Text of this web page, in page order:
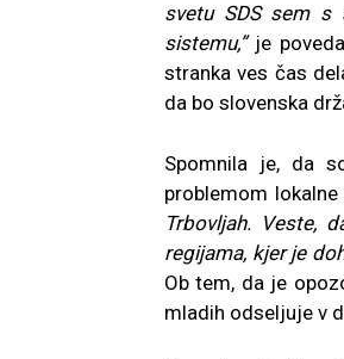
svetu SDS sem s
sistemu,”je
stranka ves čas
da bo slovenska
Spomnila je, da
problemom lokalne
Trbovljah. Veste,
regijama, kjer je
Ob tem, da je
mladih odseljuje v